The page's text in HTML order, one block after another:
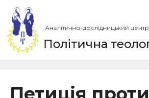
Аналітично-дослідницький центр
Політична
Петиція проти